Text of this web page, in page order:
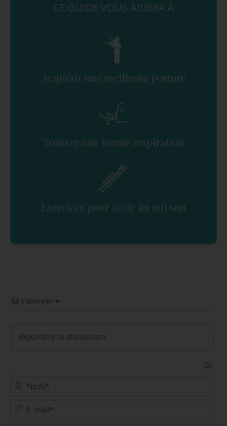
CE GUIDE VOUS AIDERA À
Acquérir une meilleure posture
Trouver une bonne respiration
Exercices pour avoir un joli son
S’abonner